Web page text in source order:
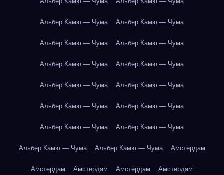
Альбер Камю — Чума Альбер Камю — Чума
Альбер Камю — Чума Альбер Камю — Чума
Альбер Камю — Чума Альбер Камю — Чума
Альбер Камю — Чума Альбер Камю — Чума
Альбер Камю — Чума Альбер Камю — Чума
Альбер Камю — Чума Альбер Камю — Чума
Альбер Камю — Чума Альбер Камю — Чума Амстердам
Амстердам Амстердам Амстердам Амстердам